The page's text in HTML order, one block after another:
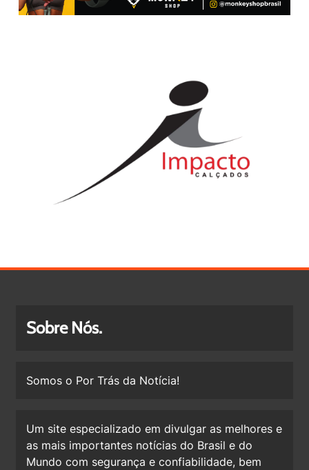
Sobre Nós.
Somos o Por Trás da Notícia!
Um site especializado em divulgar as melhores e
as mais importantes notícias do Brasil e do
Mundo com segurança e confiabilidade, bem